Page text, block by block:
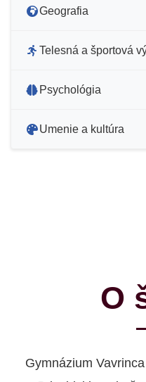
Geografia
Telesná a športová
Psychológia
Umenie a kultúra
O
Gymnázium